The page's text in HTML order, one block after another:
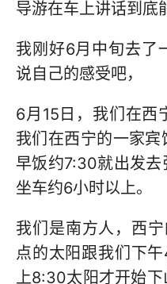
导游在车上讲话到底
我刚好6月中旬去了
说自己的感受吧，
6月15日，我们在西
我们在西宁的一家
早饭约7:30就出发去
坐车约6小时以上。
我们是南方人，西
点的太阳跟我们下
上8:30太阳才开始